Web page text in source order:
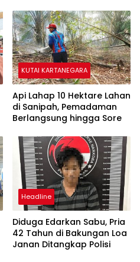
KUTAI KARTANEGARA
Api Lahap 10 Hektare Lahan
di Sanipah, Pemadaman
Berlangsung hingga Sore
Headline
Diduga Edarkan Sabu, Pria
42 Tahun di Bakungan Loa
Janan Ditangkap Polisi